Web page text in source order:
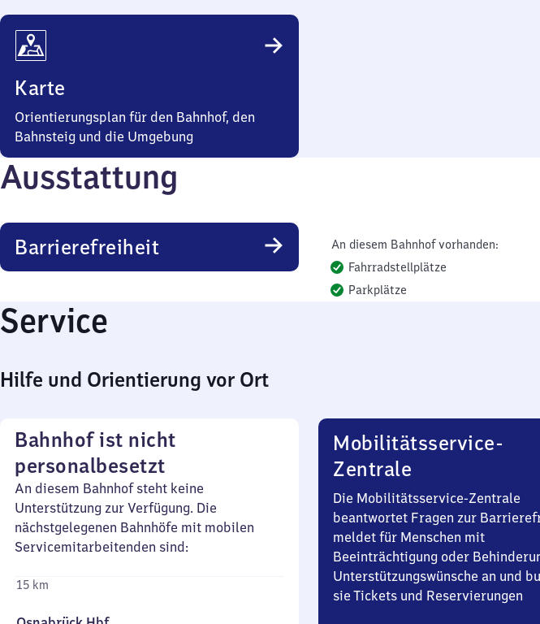
Karte
Orientierungsplan für den Bahnhof, den
Bahnsteig und die Umgebung
Ausstattung
Barrierefreiheit
An diesem Bahnhof vorhanden:
Fahrradstellplätze
Parkplätze
Service
Hilfe und Orientierung vor Ort
Bahnhof ist nicht
personalbesetzt
An diesem Bahnhof steht keine
Unterstützung zur Verfügung. Die
nächstgelegenen Bahnhöfe mit mobilen
Servicemitarbeitenden sind:
15 km
Mobilitätsservice-
Zentrale
Die Mobilitätsservice-Zentrale
beantwortet Fragen zur
meldet für Menschen mit
Beeinträchtigung oder
Unterstützungswünsche an und
sie Tickets und Reservierungen